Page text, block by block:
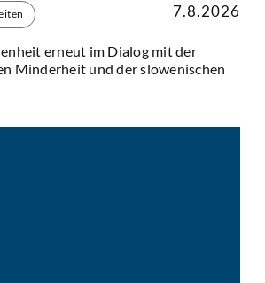
7.8.2026
erneut im Dialog mit der
Minderheit und der slowenischen